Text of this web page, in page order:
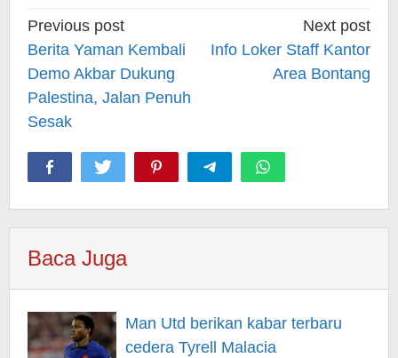
Post
navigation
Previous post
Berita Yaman Kembali
Demo Akbar Dukung
Palestina, Jalan Penuh
Sesak
Next post
Info Loker Staff Kantor
Area Bontang
Baca Juga
Man Utd berikan kabar terbaru
cedera Tyrell Malacia